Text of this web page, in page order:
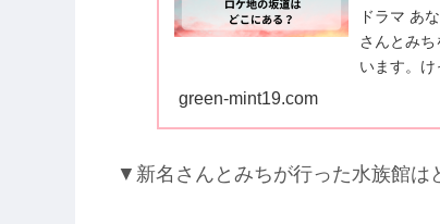
ドラマ あ
さんとみ
います。け
green-mint19.com
▼新名さんとみちが行った水族館は